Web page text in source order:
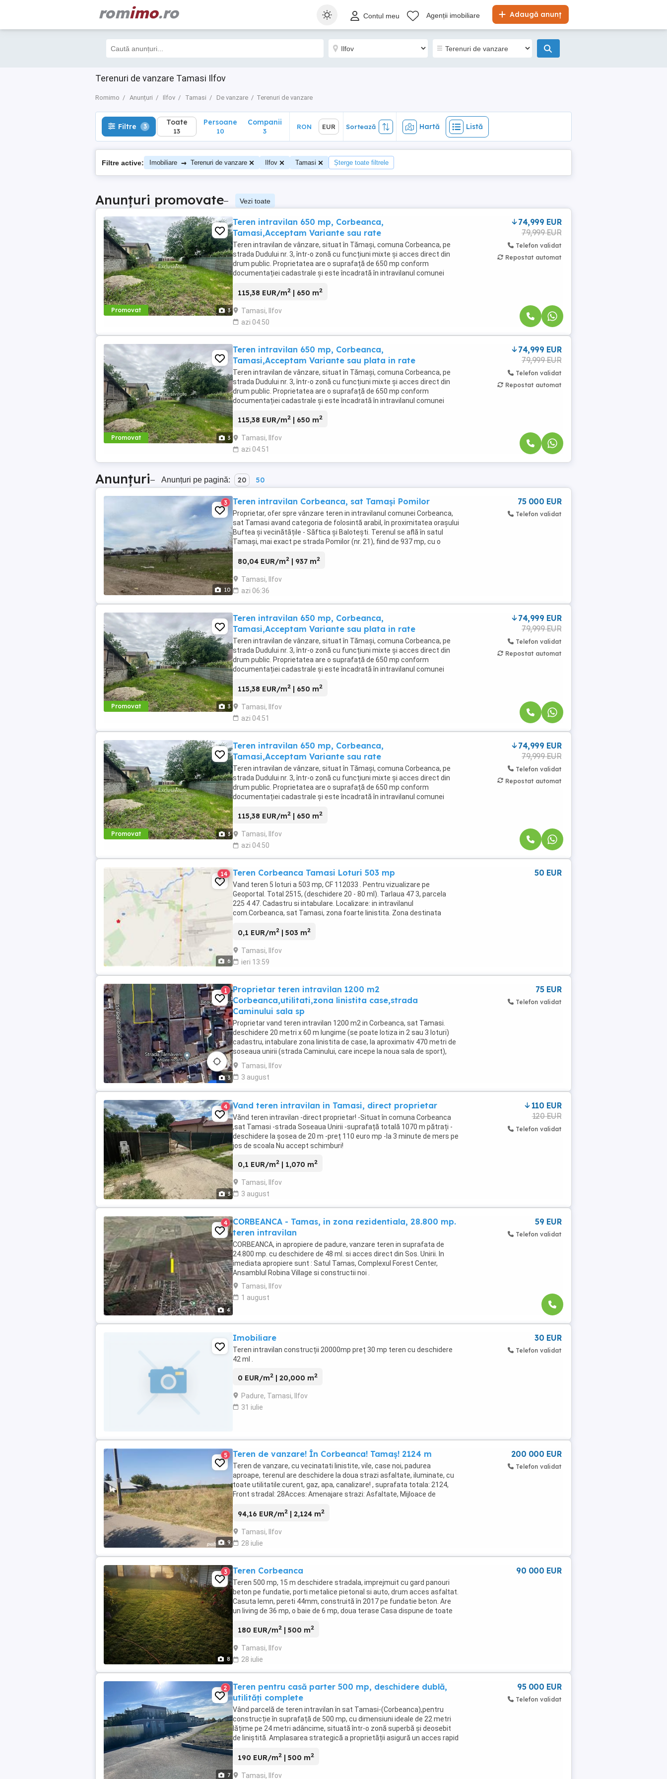
romimo.ro Adaugă anunț
Contul meu Agenții imobiliare
Terenuri de vanzare Tamasi Ilfov
Romimo Anunțuri Ilfov Tamasi De vanzare Terenuri de vanzare
Filtre 3 Toate
13
EUR Sortează Hartă Listă
Filtre 3 Toate
13
Persoane
10
Companii
3
RON EUR Sortează Hartă Listă
Filtre active: Imobiliare → Terenuri de vanzare Ilfov Tamasi Șterge toate filtrele
Anunțuri promovate– Vezi toate
Promovat 3
Teren intravilan 650 mp, Corbeanca,
Tamasi,Acceptam Variante sau rate
Teren intravilan de vânzare, situat în Tămași, comuna Corbeanca, pe
strada Dudului nr. 3, într-o zonă cu funcțiuni mixte și acces direct din
drum public. Proprietatea are o suprafață de 650 mp conform
documentației cadastrale și este încadrată în intravilanul comunei
115,38 EUR/m2 | 650 m2
Tamasi, Ilfov
azi 04:50
74,999 EUR
79,999 EUR
Telefon validat
Repostat automat
Promovat 3
Teren intravilan 650 mp, Corbeanca,
Tamasi,Acceptam Variante sau plata in rate
Teren intravilan de vânzare, situat în Tămași, comuna Corbeanca, pe
strada Dudului nr. 3, într-o zonă cu funcțiuni mixte și acces direct din
drum public. Proprietatea are o suprafață de 650 mp conform
documentației cadastrale și este încadrată în intravilanul comunei
115,38 EUR/m2 | 650 m2
Tamasi, Ilfov
azi 04:51
74,999 EUR
79,999 EUR
Telefon validat
Repostat automat
Anunțuri– Anunțuri pe pagină: 20 50
10
3 Teren intravilan Corbeanca, sat Tamași Pomilor
Proprietar, ofer spre vânzare teren in intravilanul comunei Corbeanca,
sat Tamasi avand categoria de folosintă arabil, în proximitatea orașului
Buftea și vecinătățile - Săftica și Balotești. Terenul se află în satul
Tamași, mai exact pe strada Pomilor (nr. 21), fiind de 937 mp, cu o
80,04 EUR/m2 | 937 m2
Tamasi, Ilfov
azi 06:36
75 000 EUR
Telefon validat
Promovat 3
Teren intravilan 650 mp, Corbeanca,
Tamasi,Acceptam Variante sau plata in rate
Teren intravilan de vânzare, situat în Tămași, comuna Corbeanca, pe
strada Dudului nr. 3, într-o zonă cu funcțiuni mixte și acces direct din
drum public. Proprietatea are o suprafață de 650 mp conform
documentației cadastrale și este încadrată în intravilanul comunei
115,38 EUR/m2 | 650 m2
Tamasi, Ilfov
azi 04:51
74,999 EUR
79,999 EUR
Telefon validat
Repostat automat
Promovat 3
Teren intravilan 650 mp, Corbeanca,
Tamasi,Acceptam Variante sau rate
Teren intravilan de vânzare, situat în Tămași, comuna Corbeanca, pe
strada Dudului nr. 3, într-o zonă cu funcțiuni mixte și acces direct din
drum public. Proprietatea are o suprafață de 650 mp conform
documentației cadastrale și este încadrată în intravilanul comunei
115,38 EUR/m2 | 650 m2
Tamasi, Ilfov
azi 04:50
74,999 EUR
79,999 EUR
Telefon validat
Repostat automat
6
14 Teren Corbeanca Tamasi Loturi 503 mp
Vand teren 5 loturi a 503 mp, CF 112033 . Pentru vizualizare pe
Geoportal. Total 2515, (deschidere 20 - 80 ml). Tarlaua 47 3, parcela
225 4 47. Cadastru si intabulare. Localizare: in intravilanul
com.Corbeanca, sat Tamasi, zona foarte linistita. Zona destinata
0,1 EUR/m2 | 503 m2
Tamasi, Ilfov
ieri 13:59
50 EUR
3
1
Proprietar teren intravilan 1200 m2
Corbeanca,utilitati,zona linistita case,strada
Caminului sala sp
Proprietar vand teren intravilan 1200 m2 in Corbeanca, sat Tamasi.
deschidere 20 metri x 60 m lungime (se poate lotiza in 2 sau 3 loturi)
cadastru, intabulare zona linistita de case, la aproximativ 470 metri de
soseaua unirii (strada Caminului, care incepe la noua sala de sport),
catre care are acces ...
Tamasi, Ilfov
3 august
75 EUR
Telefon validat
3
4 Vand teren intravilan in Tamasi, direct proprietar
Vănd teren intravilan -direct proprietar! -Situat în comuna Corbeanca
,sat Tamasi -strada Soseaua Unirii -suprafață totală 1070 m pătrați -
deschidere la șosea de 20 m -preț 110 euro mp -la 3 minute de mers pe
jos de scoala Nu accept schimburi!
0,1 EUR/m2 | 1,070 m2
Tamasi, Ilfov
3 august
110 EUR
120 EUR
Telefon validat
4
4
CORBEANCA - Tamas, in zona rezidentiala, 28.800 mp.
teren intravilan
CORBEANCA, in apropiere de padure, vanzare teren in suprafata de
24.800 mp. cu deschidere de 48 ml. si acces direct din Sos. Unirii. In
imediata apropiere sunt : Satul Tamas, Complexul Forest Center,
Ansamblul Robina Village si constructii noi .
Tamasi, Ilfov
1 august
59 EUR
Telefon validat
Imobiliare
Teren intravilan construcții 20000mp preț 30 mp teren cu deschidere
42 ml .
0 EUR/m2 | 20,000 m2
Padure, Tamasi, Ilfov
31 iulie
30 EUR
Telefon validat
9
5 Teren de vanzare! În Corbeanca! Tamaș! 2124 m
Teren de vanzare, cu vecinatati linistite, vile, case noi, padurea
aproape, terenul are deschidere la doua strazi asfaltate, iluminate, cu
toate utilitatile:curent, gaz, apa, canalizare! , suprafata totala: 2124,
Front stradal: 28Acces: Amenajare strazi: Asfaltate, Mijloace de
94,16 EUR/m2 | 2,124 m2
Tamasi, Ilfov
28 iulie
200 000 EUR
Telefon validat
8
3 Teren Corbeanca
Teren 500 mp, 15 m deschidere stradala, imprejmuit cu gard panouri
beton pe fundatie, porti metalice pietonal si auto, drum acces asfaltat.
Casuta lemn, pereti 44mm, construită în 2017 pe fundatie beton. Are
un living de 36 mp, o baie de 6 mp, doua terase Casa dispune de toate
180 EUR/m2 | 500 m2
Tamasi, Ilfov
28 iulie
90 000 EUR
7
2
Teren pentru casă parter 500 mp, deschidere dublă,
utilități complete
Vând parcelă de teren intravilan în sat Tamasi-(Corbeanca),pentru
construcție în suprafață de 500 mp, cu dimensiuni ideale de 22 metri
lățime pe 24 metri adâncime, situată într-o zonă superbă și deosebit
de liniștită. Amplasarea strategică a proprietății asigură un acces rapid
190 EUR/m2 | 500 m2
Tamasi, Ilfov
95 000 EUR
Telefon validat